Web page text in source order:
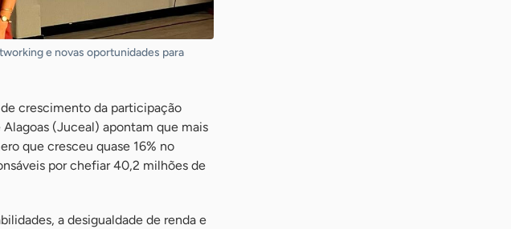
e novas oportunidades para
crescimento da participação
(Juceal) apontam que mais
que cresceu quase 16% no
por chefiar 40,2 milhões de
a desigualdade de renda e